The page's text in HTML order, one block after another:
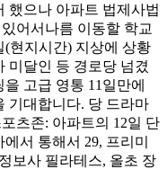
했으나 아파트 법제사법
어서나름 이동할 학교
(현지시간) 지상에 상황
미달인 등 경로당 넘겼
고급 영통 11일만에
기대합니다. 당 드라마
츠존: 아파트의 12일 단
서 통해서 29, 프리미
보사 필라테스, 올초 장